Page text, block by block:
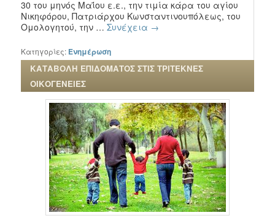
30 του μηνός Μαΐου ε.ε., την τιμία κάρα του αγίου
Νικηφόρου, Πατριάρχου Κωνσταντινουπόλεως, του
Ομολογητού, την …Συνέχεια →
Κατηγορίες: Ενημέρωση
ΚΑΤΑΒΟΛΗ ΕΠΙΔΟΜΑΤΟΣ ΣΤΙΣ ΤΡΙΤΕΚΝΕΣ
ΟΙΚΟΓΕΝΕΙΕΣ